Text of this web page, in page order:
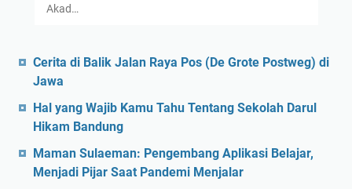
Akad…
Cerita di Balik Jalan Raya Pos (De Grote Postweg) di
Jawa
Hal yang Wajib Kamu Tahu Tentang Sekolah Darul
Hikam Bandung
Maman Sulaeman: Pengembang Aplikasi Belajar,
Menjadi Pijar Saat Pandemi Menjalar